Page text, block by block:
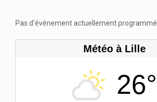
Pas d'événement actuellement programmé.
Météo à Lille
26°